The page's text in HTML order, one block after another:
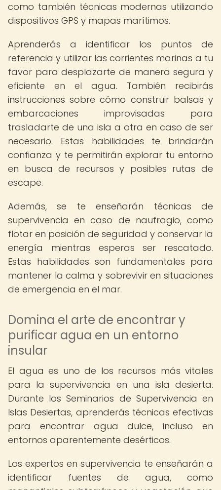
como también técnicas modernas utilizando
dispositivos GPS y mapas marítimos.
Aprenderás a identificar los puntos de
referencia y utilizar las corrientes marinas a tu
favor para desplazarte de manera segura y
eficiente en el agua. También recibirás
instrucciones sobre cómo construir balsas y
embarcaciones improvisadas para
trasladarte de una isla a otra en caso de ser
necesario. Estas habilidades te brindarán
confianza y te permitirán explorar tu entorno
en busca de recursos y posibles rutas de
escape.
Además, se te enseñarán técnicas de
supervivencia en caso de naufragio, como
flotar en posición de seguridad y conservar la
energía mientras esperas ser rescatado.
Estas habilidades son fundamentales para
mantener la calma y sobrevivir en situaciones
de emergencia en el mar.
Domina el arte de encontrar y
purificar agua en un entorno
insular
El agua es uno de los recursos más vitales
para la supervivencia en una isla desierta.
Durante los Seminarios de Supervivencia en
Islas Desiertas, aprenderás técnicas efectivas
para encontrar agua dulce, incluso en
entornos aparentemente desérticos.
Los expertos en supervivencia te enseñarán a
identificar fuentes de agua, como